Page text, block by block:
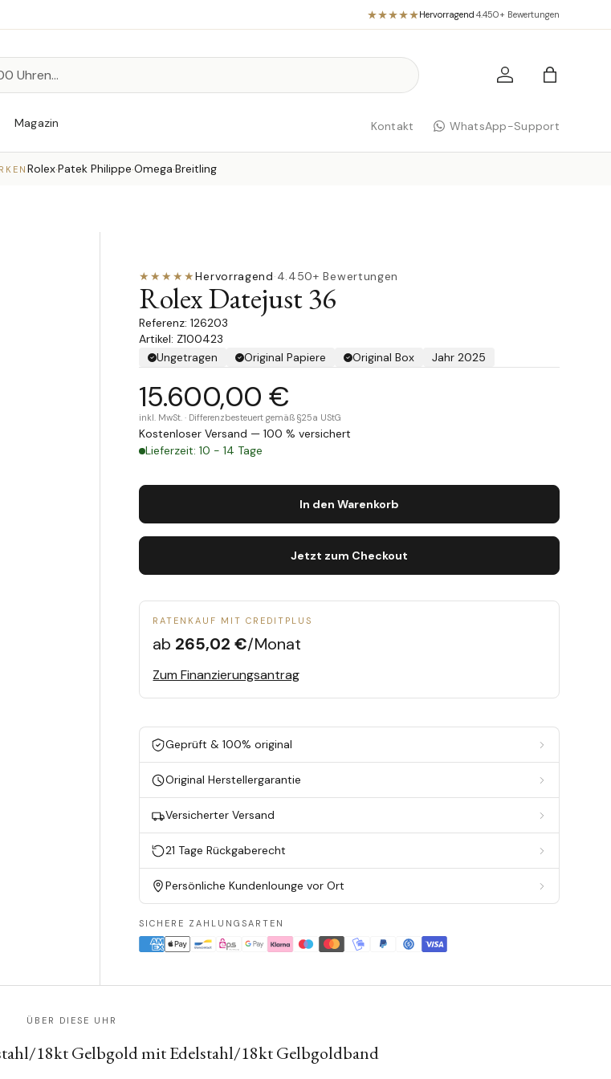
Hervorragend·4.450+ Bewertungen
Einloggen
Magazin Kontakt WhatsApp-Support
Rolex·Patek Philippe·Omega·Breitling
★★★★★Hervorragend·4.450+ Bewertungen
Rolex Datejust 36
126203
Artikel: Z100423
Ungetragen
Original Papiere Original Box Jahr 2025
15.600,00 €
inkl. MwSt. · Differenzbesteuert gemäß §25a UStG
Kostenloser Versand — 100 % versichert
Lieferzeit: 10 - 14 Tage
In den Warenkorb
Jetzt zum Checkout
RATENKAUF MIT CREDITPLUS
ab 265,02 €/Monat
Zum Finanzierungsantrag
Geprüft & 100% original
Original Herstellergarantie
Versicherter Versand
21 Tage Rückgaberecht
Persönliche Kundenlounge vor Ort
SICHERE ZAHLUNGSARTEN
ÜBER DIESE UHR
18kt Gelbgold mit Edelstahl/18kt Gelbgoldband